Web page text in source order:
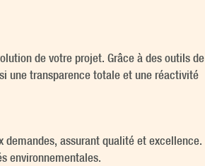
de votre projet. Grâce à des outils de
une transparence totale et une réactivité
assurant qualité et excellence.
environnementales.